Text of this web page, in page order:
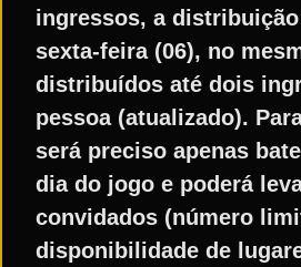
ingressos, a
sexta-feira (06), no
distribuídos até dois
pessoa (atualizado).
será preciso apenas
dia do jogo e poderá
convidados (número
disponibilidade de